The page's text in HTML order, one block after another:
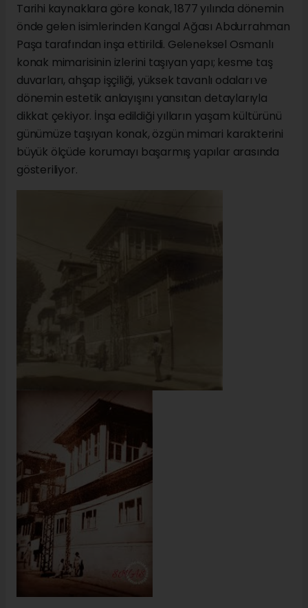
Tarihi kaynaklara göre konak, 1877 yılında dönemin
önde gelen isimlerinden Kangal Ağası Abdurrahman
Paşa tarafından inşa ettirildi. Geleneksel Osmanlı
konak mimarisinin izlerini taşıyan yapı; kesme taş
duvarları, ahşap işçiliği, yüksek tavanlı odaları ve
dönemin estetik anlayışını yansıtan detaylarıyla
dikkat çekiyor. İnşa edildiği yılların yaşam kültürünü
günümüze taşıyan konak, özgün mimari karakterini
büyük ölçüde korumayı başarmış yapılar arasında
gösteriliyor.